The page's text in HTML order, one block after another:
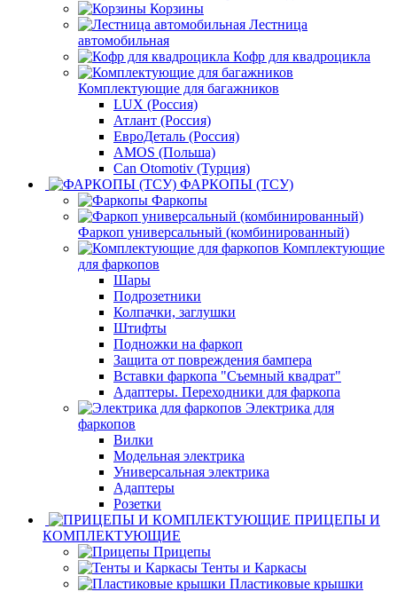
Корзины
Лестница
автомобильная
Кофр для квадроцикла
Комплектующие для багажников
LUX (Россия)
Атлант (Россия)
ЕвроДеталь (Россия)
AMOS (Польша)
Can Otomotiv (Турция)
ФАРКОПЫ (ТСУ)
Фаркопы
Фаркоп универсальный (комбинированный)
Комплектующие
для фаркопов
Шары
Подрозетники
Колпачки, заглушки
Штифты
Подножки на фаркоп
Защита от повреждения бампера
Вставки фаркопа "Съемный квадрат"
Адаптеры. Переходники для фаркопа
Электрика для
фаркопов
Вилки
Модельная электрика
Универсальная электрика
Адаптеры
Розетки
ПРИЦЕПЫ И
КОМПЛЕКТУЮЩИЕ
Прицепы
Тенты и Каркасы
Пластиковые крышки